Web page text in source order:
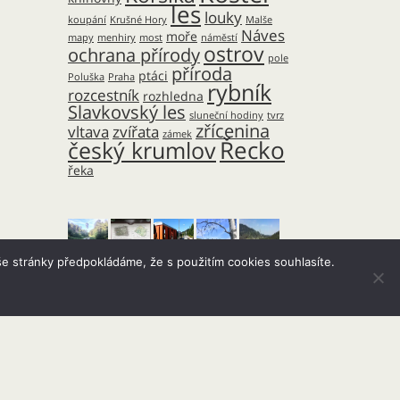
koupání Krušné Hory les louky Malše
mapy menhiry most moře náměstí Náves
ochrana přírodyostrov pole
Poluška Praha ptáci příroda
rozcestník rozhledna rybník
Slavkovský les sluneční hodiny tvrz
vltava zvířata zámek zřícenina
český krumlovŘecko
řeka
stránky předpokládáme, že s použitím cookies souhlasíte.